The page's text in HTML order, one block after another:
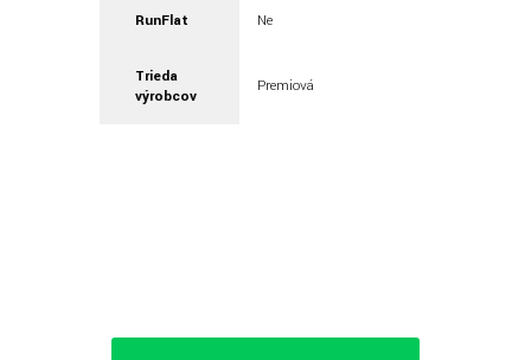
RunFlat Ne
Trieda
výrobcov
Premiová